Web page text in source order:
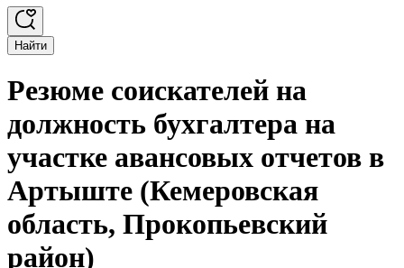
Найти
Резюме соискателей на
должность бухгалтера на
участке авансовых отчетов в
Артыште (Кемеровская
область, Прокопьевский
район)